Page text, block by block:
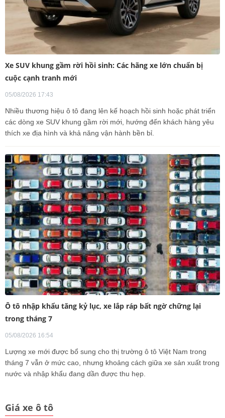
Xe SUV khung gầm rời hồi sinh: Các hãng xe lớn chuẩn bị
cuộc cạnh tranh mới
05/08/2026 17:43
Nhiều thương hiệu ô tô đang lên kế hoạch hồi sinh hoặc phát triển
các dòng xe SUV khung gầm rời mới, hướng đến khách hàng yêu
thích xe địa hình và khả năng vận hành bền bỉ.
Ô tô nhập khẩu tăng kỷ lục, xe lắp ráp bất ngờ chững lại
trong tháng 7
05/08/2026 16:54
Lượng xe mới được bổ sung cho thị trường ô tô Việt Nam trong
tháng 7 vẫn ở mức cao, nhưng khoảng cách giữa xe sản xuất trong
nước và nhập khẩu đang dần được thu hẹp.
Giá xe ô tô